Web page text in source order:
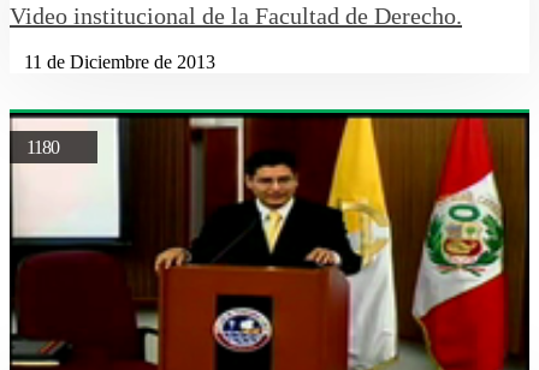
Video institucional de la Facultad de Derecho.
11 de Diciembre de 2013
1180